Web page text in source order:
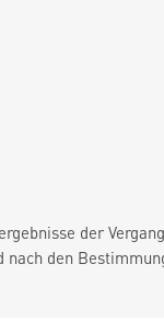
der
den